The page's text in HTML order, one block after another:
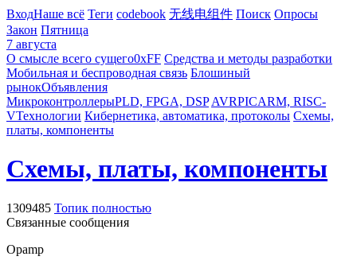
ВходНаше всё Теги codebook 无线电组件 Поиск Опросы
Закон Пятница
7 августа
О смысле всего сущего0xFF Средства и методы разработки
Мобильная и беспроводная связь Блошиный
рынокОбъявления
МикроконтроллерыPLD, FPGA, DSP AVRPICARM, RISC-
VТехнологии Кибернетика, автоматика, протоколы Схемы,
платы, компоненты
Схемы, платы, компоненты
1309485 Топик полностью
Связанные сообщения
Opamp